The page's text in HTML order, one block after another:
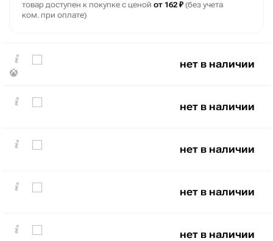
товар доступен к покупке с ценой от 162 ₽ (без учета
ком. при оплате)
нет в наличии
нет в наличии
нет в наличии
нет в наличии
нет в наличии
40